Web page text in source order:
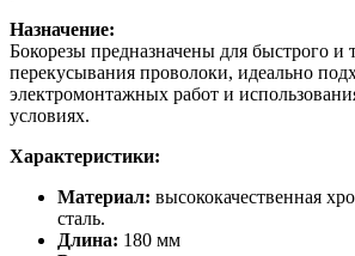
Назначение:
Бокорезы предназначены для быстрого и
перекусывания проволоки, идеально
электромонтажных работ и
условиях.
Характеристики:
Материал: высококачественная
сталь.
Длина: 180 мм